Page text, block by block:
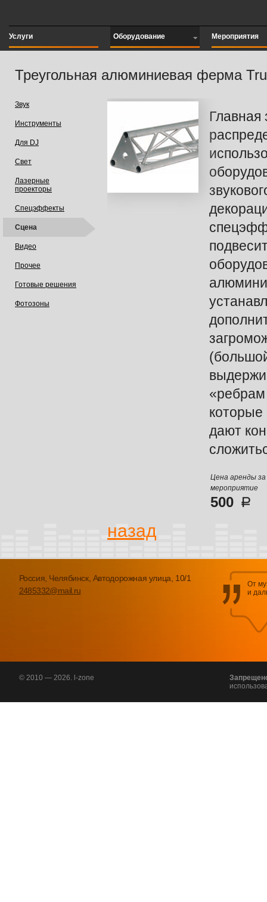
Услуги Оборудование Мероприятия
Треугольная алюминиевая ферма
Звук
Инструменты
Для DJ
Свет
Лазерные
проекторы
Спецэффекты
Сцена
Видео
Прочее
Готовые решения
Фотозоны
«ребрам
которые
дают
Цена аренды за
мероприятие
500
назад
Россия, Челябинск, Автодорожная улица, 10/1
2485332@mail.ru
От
и
© 2010 — 2026. l-zone